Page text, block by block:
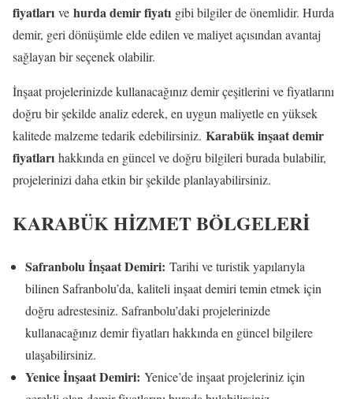
fiyatları ve hurda demir fiyatı gibi bilgiler de önemlidir. Hurda
demir, geri dönüşümle elde edilen ve maliyet açısından avantaj
sağlayan bir seçenek olabilir.
İnşaat projelerinizde kullanacağınız demir çeşitlerini ve fiyatlarını
doğru bir şekilde analiz ederek, en uygun maliyetle en yüksek
kalitede malzeme tedarik edebilirsiniz. Karabük inşaat demir
fiyatları hakkında en güncel ve doğru bilgileri burada bulabilir,
projelerinizi daha etkin bir şekilde planlayabilirsiniz.
KARABÜK HİZMET BÖLGELERİ
Safranbolu İnşaat Demiri: Tarihi ve turistik yapılarıyla
bilinen Safranbolu’da, kaliteli inşaat demiri temin etmek için
doğru adrestesiniz. Safranbolu’daki projelerinizde
kullanacağınız demir fiyatları hakkında en güncel bilgilere
ulaşabilirsiniz.
Yenice İnşaat Demiri: Yenice’de inşaat projeleriniz için